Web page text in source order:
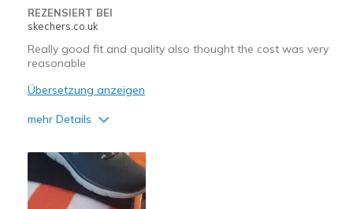
REZENSIERT BEI
skechers.co.uk
Really good fit and quality also thought the cost was very
reasonable
Übersetzung anzeigen
mehr Details
Attractive Design
Comfortable